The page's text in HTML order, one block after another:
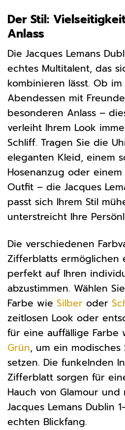
Der Stil:
Anlass
Die Jacques Lemans
echtes Multitalent, das
kombinieren lässt. Ob
Abendessen mit
besonderen Anlass –
verleiht Ihrem Look
Schliff. Tragen Sie die
eleganten Kleid, einem
Hosenanzug oder
Outfit – die Jacques
passt sich Ihrem Stil
unterstreicht Ihre
Die verschiedenen
Zifferblatts ermöglichen
perfekt auf Ihren
abzustimmen. Wählen
Farbe wie Silber oder
zeitlosen Look oder
für eine auffällige Farbe
Grün, um ein modisches
setzen. Die funkelnden
Zifferblatt sorgen für
Hauch von Glamour und
Jacques Lemans Dublin
echten Blickfang.